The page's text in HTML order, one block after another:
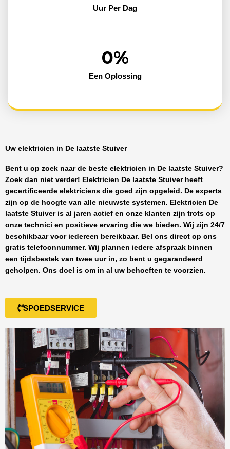
Uur Per Dag
Een Oplossing
0%
Uw elektricien in De laatste Stuiver
Bent u op zoek naar de beste elektricien in De laatste Stuiver?
Zoek dan niet verder! Elektricien De laatste Stuiverheeft
gecertificeerde elektriciens die goed zijn opgeleid. De experts
zijn op de hoogte van alle nieuwste systemen. Elektricien De
laatste Stuiveris al jaren actief en onze klanten zijn trots op
onze technici en positieve ervaring die we bieden. Wij zijn 24/7
beschikbaar voor iedereen bereikbaar. Bel ons direct op ons
gratis telefoonnummer. Wij plannen iedere afspraak binnen
een tijdsbestek van twee uur in, zo bent u gegarandeerd
geholpen. Ons doel is om in al uw behoeften te voorzien.
SPOEDSERVICE